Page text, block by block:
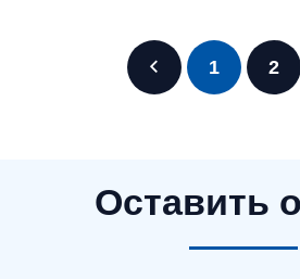
1 2
Оставить